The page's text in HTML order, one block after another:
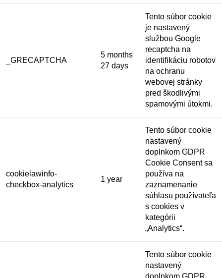
_GRECAPTCHA
5 months
27 days
Tento súbor cookie
je nastavený
službou Google
recaptcha na
identifikáciu robotov
na ochranu
webovej stránky
pred škodlivými
spamovými útokmi.
cookielawinfo-
checkbox-analytics
1 year
Tento súbor cookie
nastavený
doplnkom GDPR
Cookie Consent sa
používa na
zaznamenanie
súhlasu používateľa
s cookies v
kategórii
„Analytics“.
Tento súbor cookie
nastavený
doplnkom GDPR